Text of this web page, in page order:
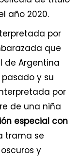
año 2020.
por
que
de Argentina
y su
por
de una niña
especial con
trama se
y